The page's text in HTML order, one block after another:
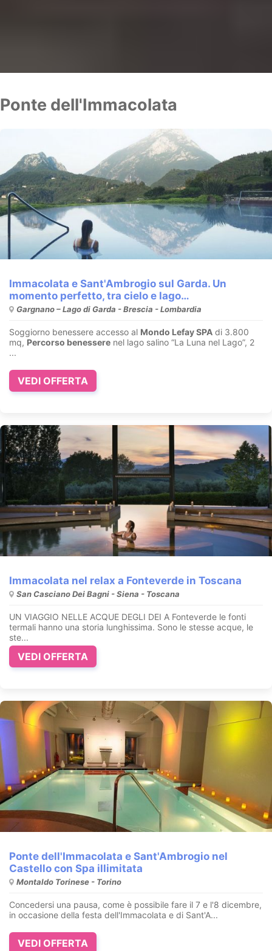
Ponte dell'Immacolata
Immacolata e Sant'Ambrogio sul Garda. Un
momento perfetto, tra cielo e lago…
Gargnano – Lago di Garda - Brescia - Lombardia
Soggiorno benessere accesso al Mondo Lefay SPA di 3.800
mq, Percorso benessere nel lago salino “La Luna nel Lago”, 2
...
VEDI OFFERTA
Immacolata nel relax a Fonteverde in Toscana
San Casciano Dei Bagni - Siena - Toscana
UN VIAGGIO NELLE ACQUE DEGLI DEI A Fonteverde le fonti
termali hanno una storia lunghissima. Sono le stesse acque, le
ste...
VEDI OFFERTA
Ponte dell'Immacolata e Sant'Ambrogio nel
Castello con Spa illimitata
Montaldo Torinese - Torino
Concedersi una pausa, come è possibile fare il 7 e l'8 dicembre,
in occasione della festa dell'Immacolata e di Sant'A...
VEDI OFFERTA